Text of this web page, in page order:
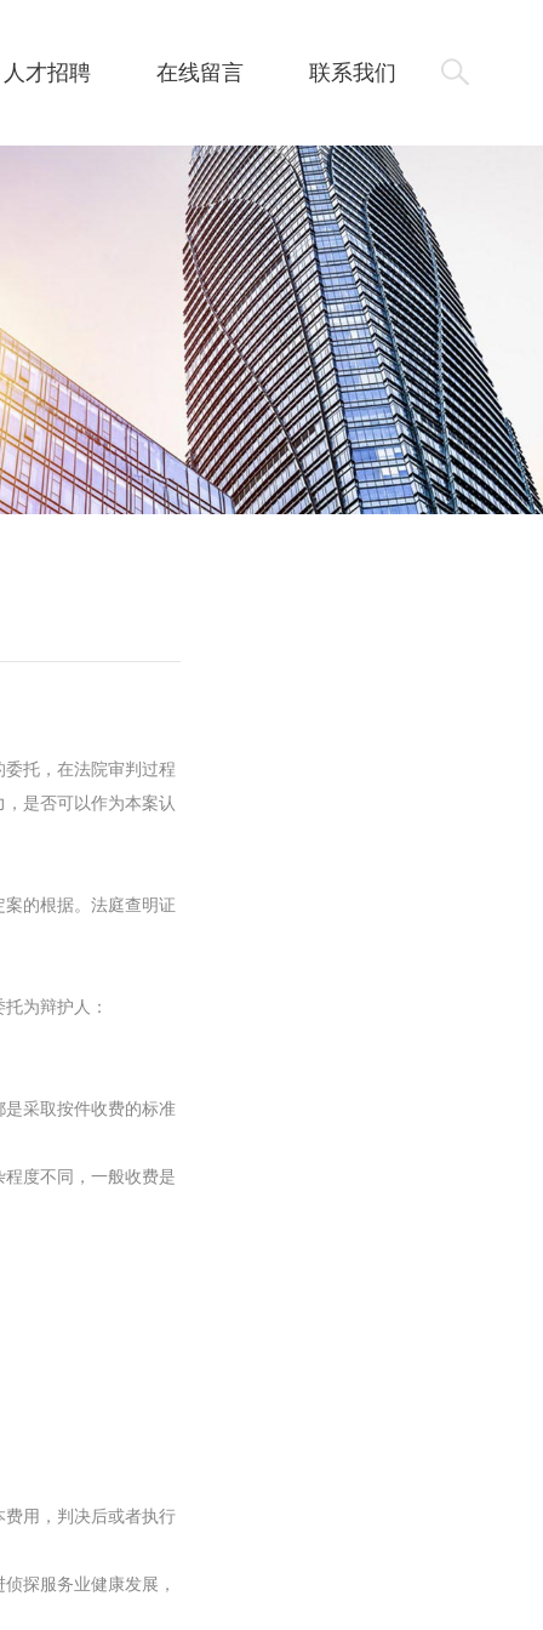
人才招聘 在线留言 联系我们
托，在法院审判过程
是否可以作为本案认
的根据。法庭查明证
为辩护人：
采取按件收费的标准
度不同，一般收费是
用，判决后或者执行
探服务业健康发展，